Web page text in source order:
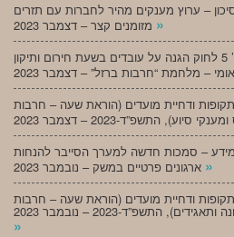
סיכון – ערוץ מענקים מהיר לחברות עם תזרים
»
מעו”דכן יחסי עבודה – תיקון מס’ 5 לחוק הגנה על עובדים בשעת חירום ותיקון
ודחיית מועדים (הוראת שעה – חרבות
מידע – סמכות חדשה למערך הסייבר להנחות
»
ודחיית מועדים (הוראת שעה – חרבות
התשפ”ד-2023 – נובמבר 2023
»